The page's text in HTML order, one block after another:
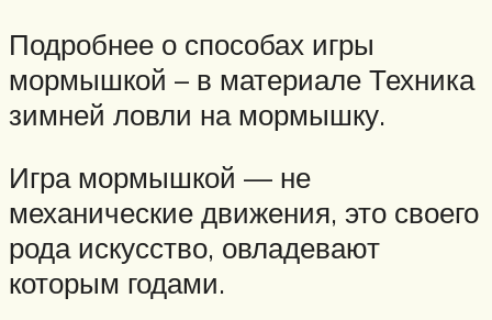
Подробнее о способах игры
мормышкой – в материале Техника
зимней ловли на мормышку.
Игра мормышкой — не
механические движения, это своего
рода искусство, овладевают
которым годами.